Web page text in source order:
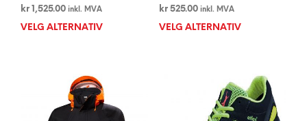
kr 1,525.00 inkl. MVA
VELG ALTERNATIV
Dette
kr525.00 inkl. MVA
VELG ALTERNATIV